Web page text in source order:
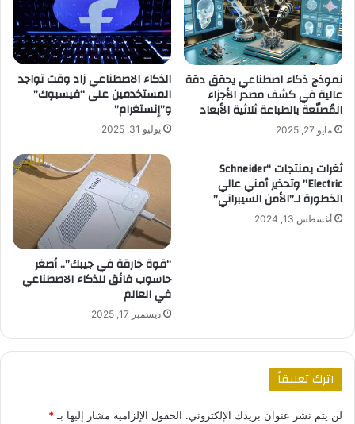
نموذج ذكاء اصطناعي يحقق دقة
عالية في كشف مصدر الأجزاء
المُصنّعة بالطباعة ثلاثية الأبعاد
مايو 27, 2025
الذكاء الاصطناعي زاد وقت تواجد
المستخدمين على “فيسبوك”
و”إنستغرام”
يوليو 31, 2025
ثغرات بمنتجات “Schneider
Electric” وتحذير أمني عالي
الخطورة لـ”الأمن السيبراني”
أغسطس 13, 2024
“قوة خارقة في جيبك”.. أصغر
حاسوب فائق للذكاء الاصطناعي
في العالم
ديسمبر 17, 2025
اترك تعليقاً
لن يتم نشر عنوان بريدك الإلكتروني. الحقول الإلزامية مشار إليها بـ *